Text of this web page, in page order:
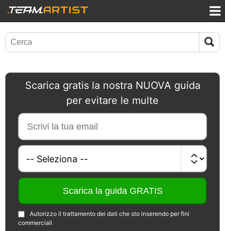
Scarica gratis la nostra NUOVA guida
per evitare le multe
Autorizzo il trattamento dei dati che sto inserendo per fini
commerciali